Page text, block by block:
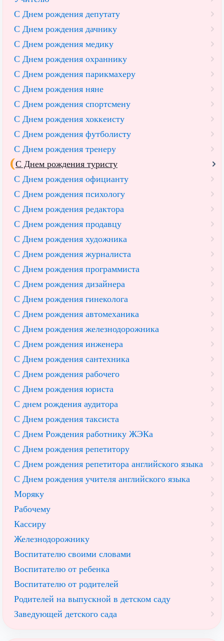
С Днем рождения депутату
С Днем рождения дачнику
С Днем рождения медику
С Днем рождения охраннику
С Днем рождения парикмахеру
С Днем рождения няне
С Днем рождения спортсмену
С Днем рождения хоккеисту
С Днем рождения футболисту
С Днем рождения тренеру
С Днем рождения туристу
С Днем рождения официанту
С Днем рождения психологу
С Днем рождения редактора
С Днем рождения продавцу
С Днем рождения художника
С Днем рождения журналиста
С Днем рождения программиста
С Днем рождения дизайнера
С Днем рождения гинеколога
С Днем рождения автомеханика
С Днем рождения железнодорожника
С Днем рождения инженера
С Днем рождения сантехника
С Днем рождения рабочего
С Днем рождения юриста
С днем рождения аудитора
С Днем рождения таксиста
С Днем Рождения работнику ЖЭКа
С Днем рождения репетитору
С Днем рождения репетитора английского языка
С Днем рождения учителя английского языка
Моряку
Рабочему
Кассиру
Железнодорожнику
Воспитателю своими словами
Воспитателю от ребенка
Воспитателю от родителей
Родителей на выпускной в детском саду
Заведующей детского сада